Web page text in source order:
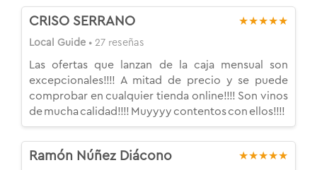
CRISO SERRANO ★★★★★
Local Guide • 27 reseñas
Las ofertas que lanzan de la caja mensual son
excepcionales!!!! A mitad de precio y se puede
comprobar en cualquier tienda online!!!! Son vinos
de mucha calidad!!!! Muyyyy contentos con ellos!!!!
Ramón Núñez Diácono ★★★★★